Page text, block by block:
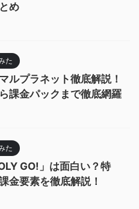
め
た
ルプラネット徹底解説！
課金パックまで徹底網羅
た
GO!」は面白い？特
金要素を徹底解説！